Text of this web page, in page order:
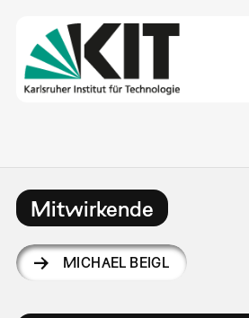
Mitwirkende
MICHAEL BEIGL